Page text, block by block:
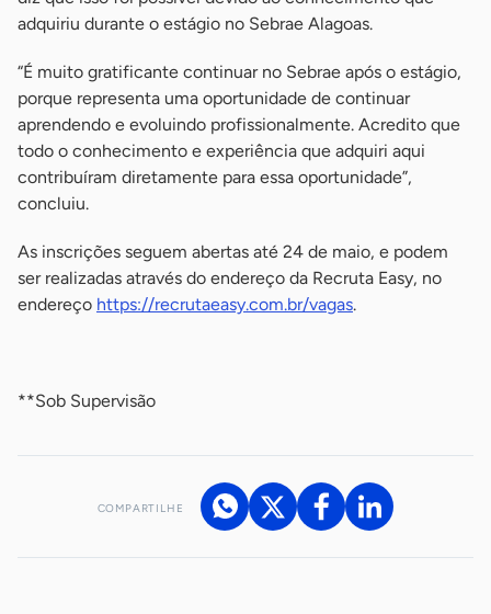
adquiriu durante o estágio no Sebrae Alagoas.
“É muito gratificante continuar no Sebrae após o estágio,
porque representa uma oportunidade de continuar
aprendendo e evoluindo profissionalmente. Acredito que
todo o conhecimento e experiência que adquiri aqui
contribuíram diretamente para essa oportunidade”,
concluiu.
As inscrições seguem abertas até 24 de maio, e podem
ser realizadas através do endereço da Recruta Easy, no
endereço https://recrutaeasy.com.br/vagas.
**Sob Supervisão
COMPARTILHE